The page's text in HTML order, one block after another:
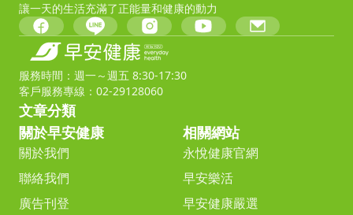
讓一天的生活充滿了正能量和健康的動力
服務時間：週一～週五 8:30-17:30
客戶服務專線：02-29128060
文章分類
關於早安健康
關於我們
聯絡我們
廣告刊登
相關網站
永悅健康官網
早安樂活
早安健康嚴選